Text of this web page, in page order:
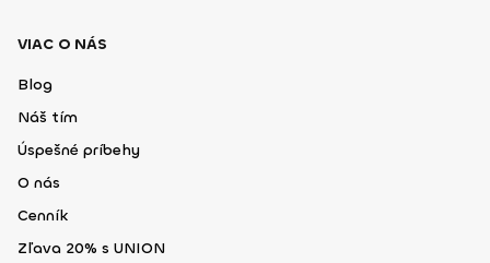
VIAC O NÁS
Blog
Náš tím
Úspešné príbehy
O nás
Cenník
Zľava 20% s UNION